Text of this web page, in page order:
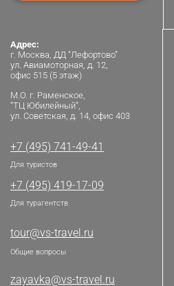
Адрес:
г. Москва, ДД “Лефортово”
ул. Авиамоторная, д. 12,
офис 515 (5 этаж)
М.О. г. Раменское,
“ТЦ Юбилейный”,
ул. Советская, д. 14, офис 403
+7 (495) 741-49-41
Для туристов
+7 (495) 419-17-09
Для турагентств
tour@vs-travel.ru
Общие вопросы
zayavka@vs-travel.ru